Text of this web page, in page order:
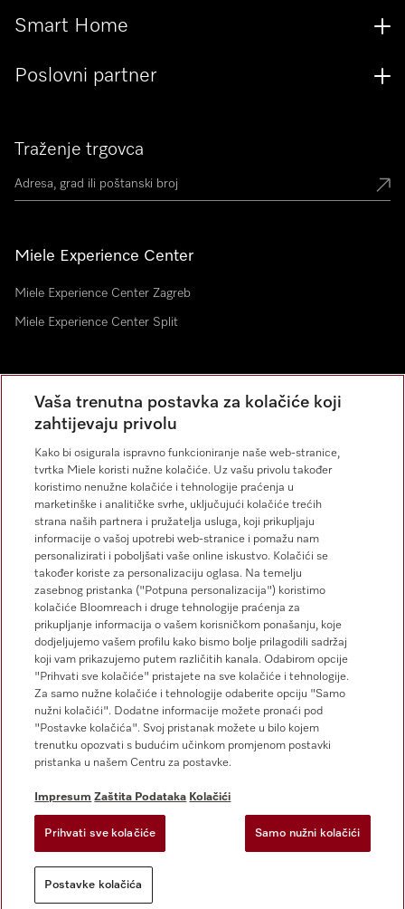
Traženje trgovca
Miele Experience Center
Miele Experience Center Zagreb
Miele Experience Center Split
Newsletter
Smart Home
Poslovni partner
Impresum
Opći uvjeti
Zaštita podataka
Uvjeti Korištenja
Izjava o pristupačnosti
Zakon o digitalnim uslugama
Postavke kolačića
Miele na Instagramu
Miele na Facebooku
Vaša trenutna postavka za kolačiće koji
zahtijevaju privolu
Kako bi osigurala ispravno funkcioniranje naše web-stranice,
tvrtka Miele koristi nužne kolačiće. Uz vašu privolu također
koristimo nenužne kolačiće i tehnologije praćenja u
marketinške i analitičke svrhe, uključujući kolačiće trećih
strana naših partnera i pružatelja usluga, koji prikupljaju
informacije o vašoj upotrebi web-stranice i pomažu nam
personalizirati i poboljšati vaše online iskustvo. Kolačići se
također koriste za personalizaciju oglasa. Na temelju
zasebnog pristanka ("Potpuna personalizacija") koristimo
kolačiće Bloomreach i druge tehnologije praćenja za
prikupljanje informacija o vašem korisničkom ponašanju, koje
dodjeljujemo vašem profilu kako bismo bolje prilagodili sadržaj
koji vam prikazujemo putem različitih kanala. Odabirom opcije
"Prihvati sve kolačiće" pristajete na sve kolačiće i tehnologije.
Za samo nužne kolačiće i tehnologije odaberite opciju "Samo
nužni kolačići". Dodatne informacije možete pronaći pod
"Postavke kolačića". Svoj pristanak možete u bilo kojem
trenutku opozvati s budućim učinkom promjenom postavki
pristanka u našem Centru za postavke.
Impresum Zaštita Podataka Kolačići
Prihvati sve kolačiće Samo nužni kolačići
Postavke kolačića